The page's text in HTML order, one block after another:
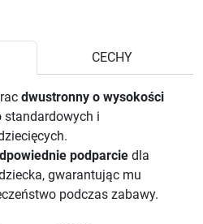
CECHY
dwustronny o wysokości
standardowych i
podparcie dla
gwarantując mu
podczas zabawy.